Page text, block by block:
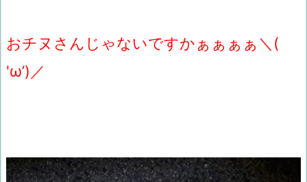
おチヌさんじゃないですかぁぁぁぁ＼(
'ω’)／